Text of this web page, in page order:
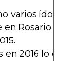
varios ídolos
Rosario
2016 lo